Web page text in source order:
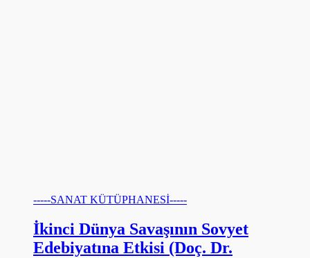
-----SANAT KÜTÜPHANESİ-----
İkinci Dünya Savaşının Sovyet
Edebiyatına Etkisi (Doç. Dr.